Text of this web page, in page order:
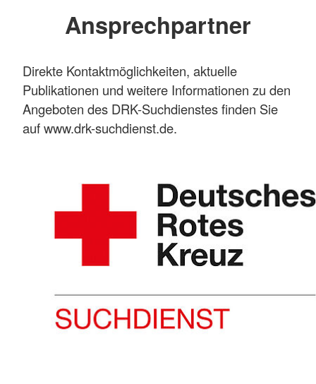
Ansprechpartner
Direkte Kontaktmöglichkeiten, aktuelle
Publikationen und weitere Informationen zu den
Angeboten des DRK-Suchdienstes finden Sie
auf www.drk-suchdienst.de.